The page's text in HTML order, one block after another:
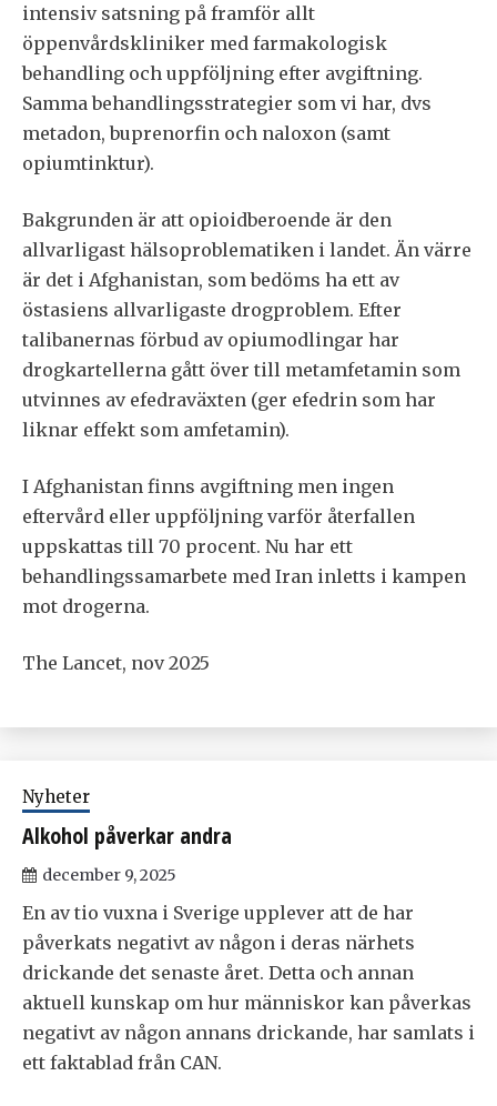
intensiv satsning på framför allt
öppenvårdskliniker med farmakologisk
behandling och uppföljning efter avgiftning.
Samma behandlingsstrategier som vi har, dvs
metadon, buprenorfin och naloxon (samt
opiumtinktur).
Bakgrunden är att opioidberoende är den
allvarligast hälsoproblematiken i landet. Än värre
är det i Afghanistan, som bedöms ha ett av
östasiens allvarligaste drogproblem. Efter
talibanernas förbud av opiumodlingar har
drogkartellerna gått över till metamfetamin som
utvinnes av efedraväxten (ger efedrin som har
liknar effekt som amfetamin).
I Afghanistan finns avgiftning men ingen
eftervård eller uppföljning varför återfallen
uppskattas till 70 procent. Nu har ett
behandlingssamarbete med Iran inletts i kampen
mot drogerna.
The Lancet, nov 2025
Nyheter
Alkohol påverkar andra
december 9, 2025
En av tio vuxna i Sverige upplever att de har
påverkats negativt av någon i deras närhets
drickande det senaste året. Detta och annan
aktuell kunskap om hur människor kan påverkas
negativt av någon annans drickande, har samlats i
ett faktablad från CAN.